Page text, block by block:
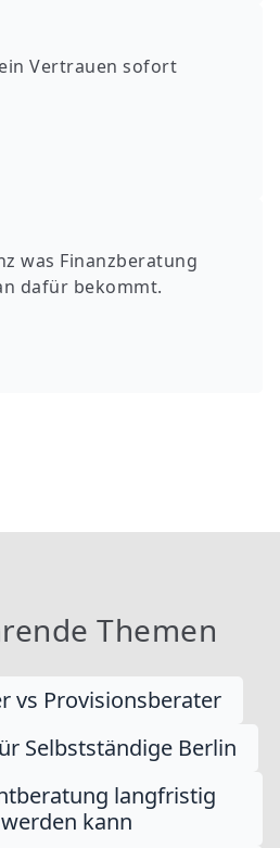
Vertrauen sofort
was Finanzberatung
dafür bekommt.
Themen
vs Provisionsberater
Selbstständige Berlin
langfristig
kann